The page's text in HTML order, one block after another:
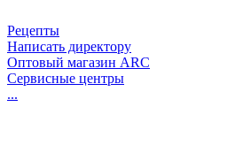
Рецепты
Написать директору
Оптовый магазин ARC
Сервисные центры
...